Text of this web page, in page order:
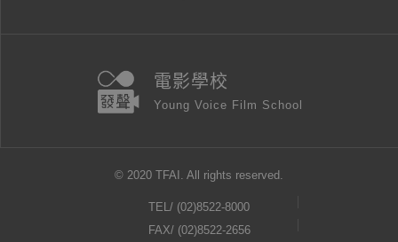
電影學校
Young Voice Film School
© 2020 TFAI. All rights reserved.
TEL/ (02)8522-8000
FAX/ (02)8522-2656